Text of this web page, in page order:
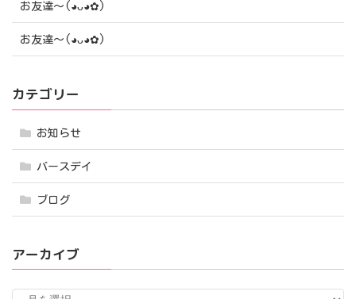
お友達〜(⁠◕⁠ᴗ⁠◕⁠✿⁠)
お友達〜(⁠◕⁠ᴗ⁠◕⁠✿⁠)
カテゴリー
お知らせ
バースデイ
ブログ
アーカイブ